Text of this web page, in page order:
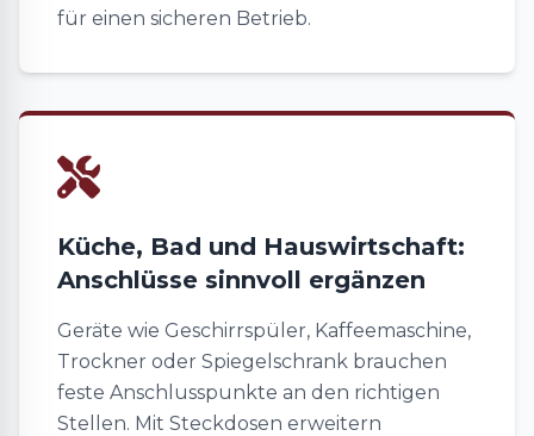
für einen sicheren Betrieb.
Küche, Bad und Hauswirtschaft:
Anschlüsse sinnvoll ergänzen
Geräte wie Geschirrspüler, Kaffeemaschine,
Trockner oder Spiegelschrank brauchen
feste Anschlusspunkte an den richtigen
Stellen. Mit Steckdosen erweitern